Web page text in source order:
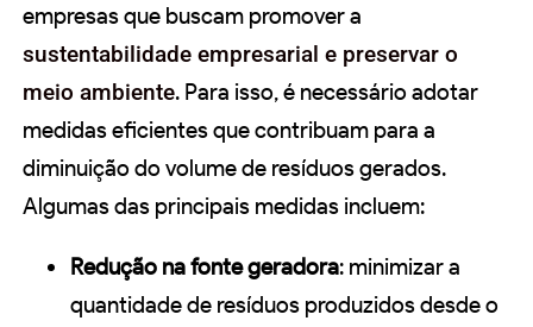
empresas que buscam promover a
sustentabilidade empresarial e preservar o
meio ambiente. Para isso, é necessário adotar
medidas eficientes que contribuam para a
diminuição do volume de resíduos gerados.
Algumas das principais medidas incluem:
Redução na fonte geradora: minimizar a
quantidade de resíduos produzidos desde o